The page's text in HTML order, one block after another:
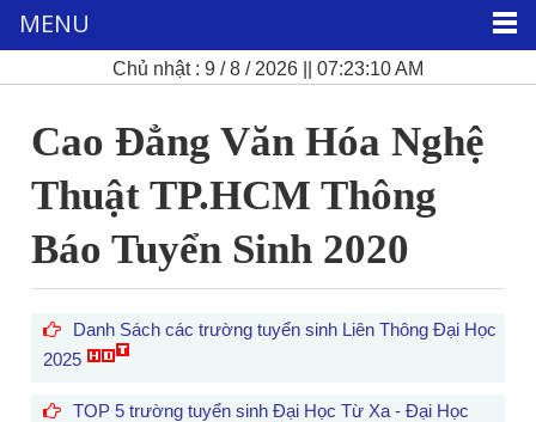
Chủ nhật : 9 / 8 / 2026 || 07:23:11 AM
Cao Đẳng Văn Hóa Nghệ
Thuật TP.HCM Thông
Báo Tuyển Sinh 2020
Danh Sách các trường tuyển sinh Liên Thông Đại Học
2025
TOP 5 trường tuyển sinh Đại Học Từ Xa - Đại Học
MENU